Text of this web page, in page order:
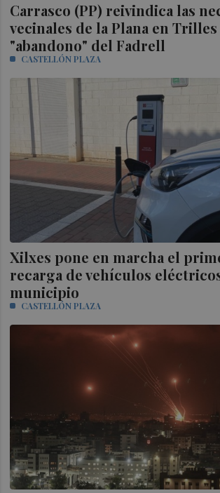
Carrasco (PP) reivindica las
vecinales de la Plana en
"abandono" del Fadrell
CASTELLÓN PLAZA
Xilxes pone en marcha el
recarga de vehículos
municipio
CASTELLÓN PLAZA